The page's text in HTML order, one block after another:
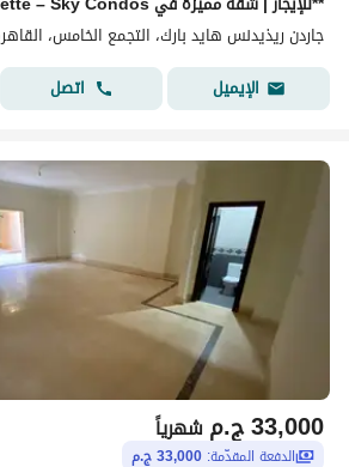
جاردن ريذيدنس هايد بارك، التجمع الخامس،
الإيميل
اتصل
ج.م33,000 شهرياً
الدفعة المقدّمة: 33,000 ج.م